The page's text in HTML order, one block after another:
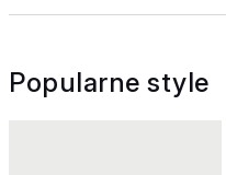
Popularne style